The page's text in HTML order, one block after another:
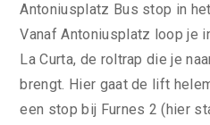
Antoniusplatz Bus stop in
Vanaf Antoniusplatz loop je
La Curta, de roltrap die je
brengt. Hier gaat de lift
een stop bij Furnes 2 (hier